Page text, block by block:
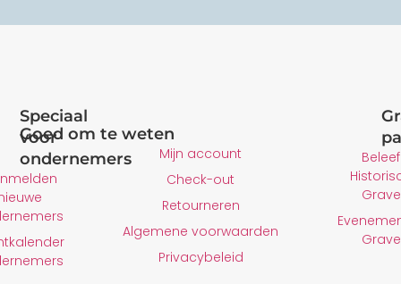
Beleef
Grave
Grave
Goed om te weten
Mijn account
Check-out
Retourneren
Algemene voorwaarden
Privacybeleid
Speciaal
voor
ondernemers